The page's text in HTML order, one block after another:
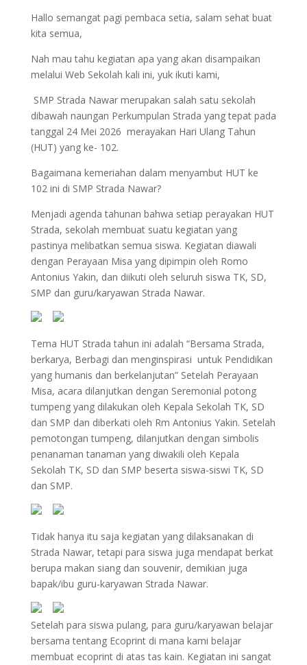
Hallo semangat pagi pembaca setia, salam sehat buat
kita semua,
Nah mau tahu kegiatan apa yang akan disampaikan
melalui Web Sekolah kali ini, yuk ikuti kami,
SMP Strada Nawar merupakan salah satu sekolah
dibawah naungan Perkumpulan Strada yang tepat pada
tanggal 24 Mei 2026 merayakan Hari Ulang Tahun
(HUT) yang ke- 102.
Bagaimana kemeriahan dalam menyambut HUT ke
102 ini di SMP Strada Nawar?
Menjadi agenda tahunan bahwa setiap perayakan HUT
Strada, sekolah membuat suatu kegiatan yang
pastinya melibatkan semua siswa. Kegiatan diawali
dengan Perayaan Misa yang dipimpin oleh Romo
Antonius Yakin, dan diikuti oleh seluruh siswa TK, SD,
SMP dan guru/karyawan Strada Nawar.
Tema HUT Strada tahun ini adalah “Bersama Strada,
berkarya, Berbagi dan menginspirasi untuk Pendidikan
yang humanis dan berkelanjutan” Setelah Perayaan
Misa, acara dilanjutkan dengan Seremonial potong
tumpeng yang dilakukan oleh Kepala Sekolah TK, SD
dan SMP dan diberkati oleh Rm Antonius Yakin. Setelah
pemotongan tumpeng, dilanjutkan dengan simbolis
penanaman tanaman yang diwakili oleh Kepala
Sekolah TK, SD dan SMP beserta siswa-siswi TK, SD
dan SMP.
Tidak hanya itu saja kegiatan yang dilaksanakan di
Strada Nawar, tetapi para siswa juga mendapat berkat
berupa makan siang dan souvenir, demikian juga
bapak/ibu guru-karyawan Strada Nawar.
Setelah para siswa pulang, para guru/karyawan belajar
bersama tentang Ecoprint di mana kami belajar
membuat ecoprint di atas tas kain. Kegiatan ini sangat